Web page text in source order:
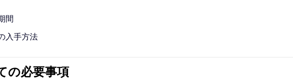
間
入手方法
の必要事項